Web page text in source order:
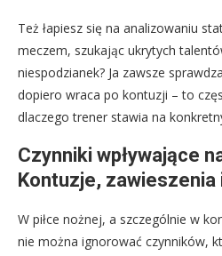
Też łapiesz się na analizowaniu
meczem, szukając ukrytych
niespodzianek? Ja zawsze
dopiero wraca po kontuzji – to
dlaczego trener stawia na
Czynniki wpływające
Kontuzje, zawieszenia
W piłce nożnej, a szczególnie w
nie można ignorować czynników,